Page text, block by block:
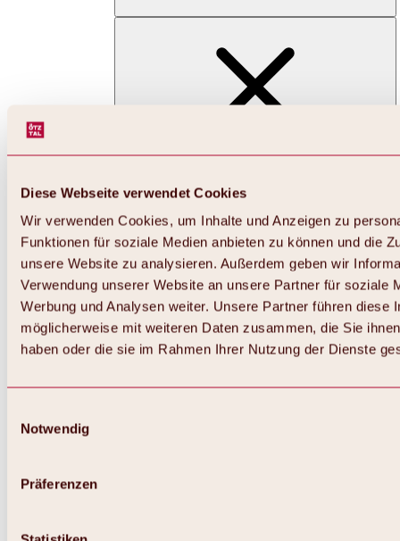
Diese Webseite verwendet Cookies
Wir verwenden Cookies, um Inhalte und Anzeigen zu
Funktionen für soziale Medien anbieten zu können und die
unsere Website zu analysieren. Außerdem geben wir
Verwendung unserer Website an unsere Partner für soziale
Werbung und Analysen weiter. Unsere Partner führen diese
möglicherweise mit weiteren Daten zusammen, die Sie
haben oder die sie im Rahmen Ihrer Nutzung der Dienste
Notwendig
Präferenzen